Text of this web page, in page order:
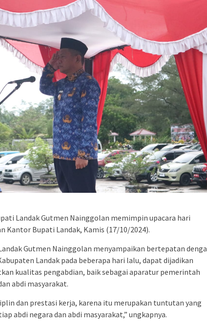
Landak Gutmen Nainggolan memimpin upacara hari
Kantor Bupati Landak, Kamis (17/10/2024).
Gutmen Nainggolan menyampaikan bertepatan
Landak pada beberapa hari lalu, dapat dijadikan
kualitas pengabdian, baik sebagai aparatur pemerintah
abdi masyarakat.
dan prestasi kerja, karena itu merupakan tuntutan yang
abdi negara dan abdi masyarakat,” ungkapnya.